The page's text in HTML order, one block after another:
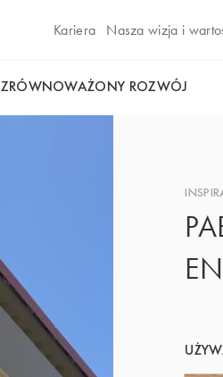
Kariera
Nasza wizja i
ZRÓWNOWAŻONY ROZWÓJ